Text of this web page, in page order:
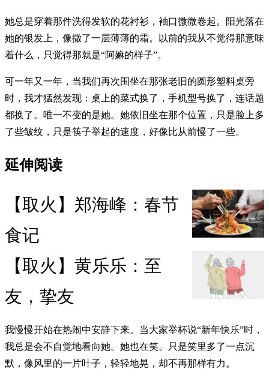
她总是穿着那件洗得发软的花衬衫，袖口微微卷起。阳光落在
她的银发上，像撒了一层薄薄的霜。以前的我从不觉得那意味
着什么，只觉得那就是“阿嫲的样子”。
可一年又一年，当我们再次围坐在那张老旧的圆形塑料桌旁
时，我才猛然发现：桌上的菜式换了，手机型号换了，连话题
都换了。唯一不变的是她。她依旧坐在那个位置，只是脸上多
了些皱纹，只是筷子举起的速度，好像比从前慢了一些。
延伸阅读
【取火】郑海峰：春节
食记
【取火】黄乐乐：至
友，挚友
我慢慢开始在热闹中安静下来。当大家举杯说“新年快乐”时，
我总是会不自觉地看向她。她也在笑。只是笑里多了一点沉
默，像风里的一片叶子，轻轻地晃，却不再那样有力。